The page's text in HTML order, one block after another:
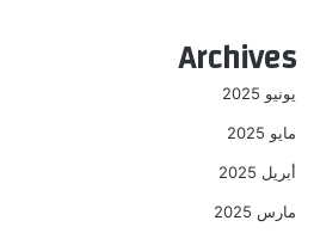
Archives
يونيو 2025
مايو 2025
أبريل 2025
مارس 2025